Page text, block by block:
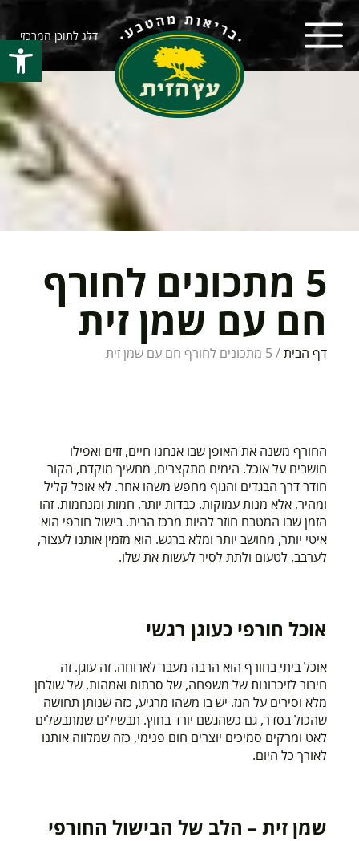
פתח
דלג לתוכן המרכזי
5 מתכונים לחורף
חם עם שמן זית
דף הבית/ 5 מתכונים לחורף חם עם שמן זית
החורף משנה את האופן שבו אנחנו חיים, זזים ואפילו
חושבים על אוכל. הימים מתקצרים, מחשיך מוקדם, הקור
חודר דרך הבגדים והגוף מחפש משהו אחר. לא אוכל קליל
ומהיר, אלא מנות עמוקות, כבדות יותר, חמות ומנחמות. זהו
הזמן שבו המטבח חוזר להיות מרכז הבית. בישול חורפי הוא
איטי יותר, מחושב יותר ומלא ברגש. הוא מזמין אותנו לעצור,
לערבב, לטעום ולתת לסיר לעשות את שלו.
אוכל חורפי כעוגן רגשי
אוכל ביתי בחורף הוא הרבה מעבר לארוחה. זה עוגן. זה
חיבור לזיכרונות של משפחה, של סבתות ואמהות, של שולחן
מלא וסירים על הגז. יש בו משהו מרגיע, כזה שנותן תחושה
שהכול בסדר, גם כשהגשם יורד בחוץ. תבשילים שמתבשלים
לאט ומרקים סמיכים יוצרים חום פנימי, כזה שמלווה אותנו
לאורך כל היום.
שמן זית – הלב של הבישול החורפי